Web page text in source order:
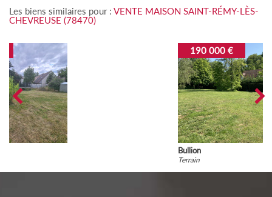
Les biens similaires pour : VENTE MAISON SAINT-RÉMY-LÈS-
CHEVREUSE (78470)